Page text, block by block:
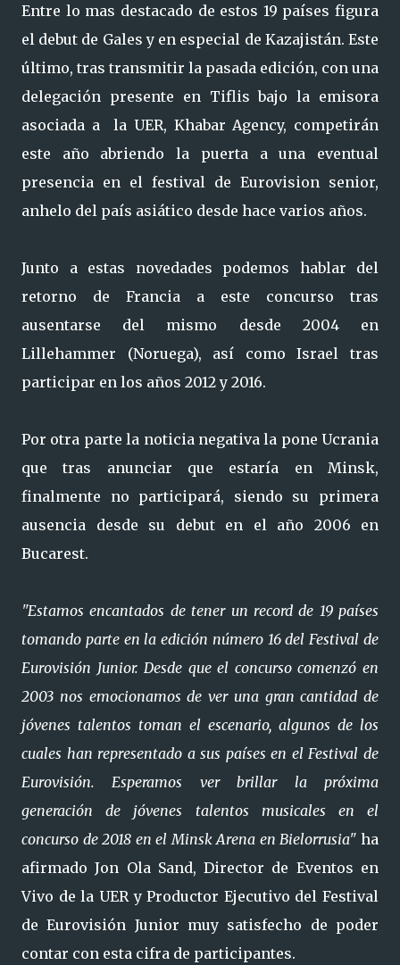
Entre lo mas destacado de estos 19 países figura
el debut de Gales y en especial de Kazajistán. Este
último, tras transmitir la pasada edición, con una
delegación presente en Tiflis bajo la emisora
asociada a la UER, Khabar Agency, competirán
este año abriendo la puerta a una eventual
presencia en el festival de Eurovision senior,
anhelo del país asiático desde hace varios años.
Junto a estas novedades podemos hablar del
retorno de Francia a este concurso tras
ausentarse del mismo desde 2004 en
Lillehammer (Noruega), así como Israel tras
participar en los años 2012 y 2016.
Por otra parte la noticia negativa la pone Ucrania
que tras anunciar que estaría en Minsk,
finalmente no participará, siendo su primera
ausencia desde su debut en el año 2006 en
Bucarest.
"Estamos encantados de tener un record de 19 países
tomando parte en la edición número 16 del Festival de
Eurovisión Junior. Desde que el concurso comenzó en
2003 nos emocionamos de ver una gran cantidad de
jóvenes talentos toman el escenario, algunos de los
cuales han representado a sus países en el Festival de
Eurovisión. Esperamos ver brillar la próxima
generación de jóvenes talentos musicales en el
concurso de 2018 en el Minsk Arena en Bielorrusia" ha
afirmado Jon Ola Sand, Director de Eventos en
Vivo de la UER y Productor Ejecutivo del Festival
de Eurovisión Junior muy satisfecho de poder
contar con esta cifra de participantes.